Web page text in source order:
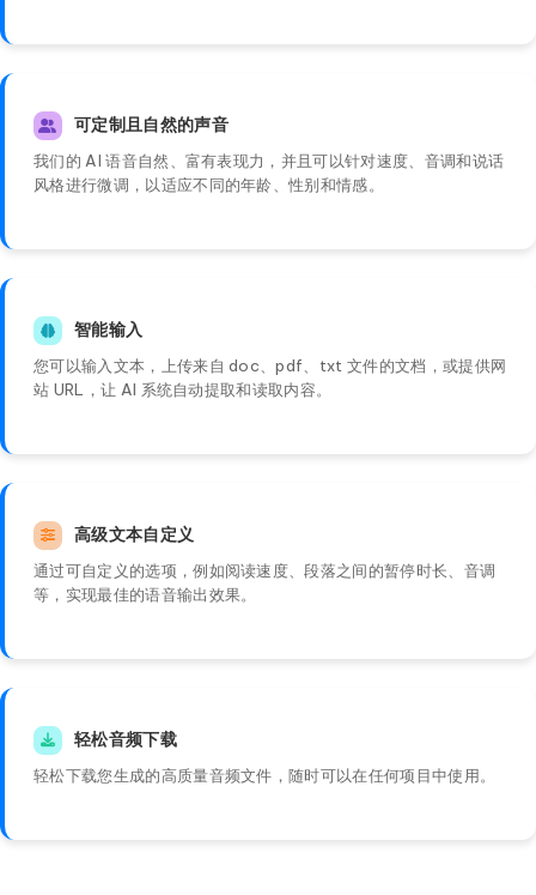
可定制且自然的声音
我们的 AI 语音自然、富有表现力，并且可以针对速度、音调和说话
风格进行微调，以适应不同的年龄、性别和情感。
智能输入
您可以输入文本，上传来自 doc、pdf、txt 文件的文档，或提供网
站 URL，让 AI 系统自动提取和读取内容。
高级文本自定义
通过可自定义的选项，例如阅读速度、段落之间的暂停时长、音调
等，实现最佳的语音输出效果。
轻松音频下载
轻松下载您生成的高质量音频文件，随时可以在任何项目中使用。